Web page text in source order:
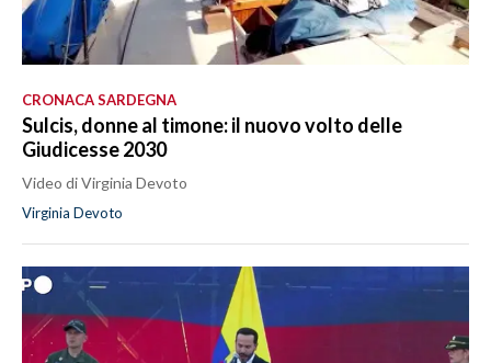
CRONACA SARDEGNA
Sulcis, donne al timone: il nuovo volto delle
Giudicesse 2030
Video di Virginia Devoto
Virginia Devoto